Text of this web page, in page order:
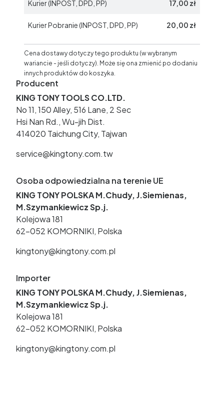
Kurier (INPOST, DPD, PP) 17,00 zł
Kurier Pobranie (INPOST, DPD, PP) 20,00 zł
Cena dostawy dotyczy tego produktu (w wybranym
wariancie - jeśli dotyczy). Może się ona zmienić po dodaniu
innych produktów do koszyka.
Producent
KING TONY TOOLS CO.LTD.
No 11, 150 Alley, 516 Lane, 2 Sec
Hsi Nan Rd., Wu-jih Dist.
414020 Taichung City, Tajwan
service@kingtony.com.tw
Osoba odpowiedzialna na terenie UE
KING TONY POLSKA M.Chudy, J.Siemienas,
M.Szymankiewicz Sp.j.
Kolejowa 181
62-052 KOMORNIKI, Polska
kingtony@kingtony.com.pl
Importer
KING TONY POLSKA M.Chudy, J.Siemienas,
M.Szymankiewicz Sp.j.
Kolejowa 181
62-052 KOMORNIKI, Polska
kingtony@kingtony.com.pl